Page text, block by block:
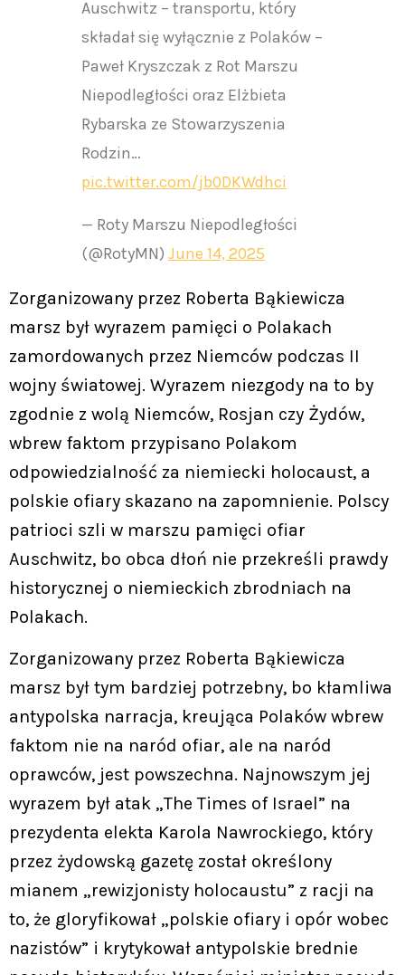
Auschwitz – transportu, który
składał się wyłącznie z Polaków –
Paweł Kryszczak z Rot Marszu
Niepodległości oraz Elżbieta
Rybarska ze Stowarzyszenia
Rodzin…
pic.twitter.com/jb0DKWdhci
— Roty Marszu Niepodległości
(@RotyMN) June 14, 2025
Zorganizowany przez Roberta Bąkiewicza
marsz był wyrazem pamięci o Polakach
zamordowanych przez Niemców podczas II
wojny światowej. Wyrazem niezgody na to by
zgodnie z wolą Niemców, Rosjan czy Żydów,
wbrew faktom przypisano Polakom
odpowiedzialność za niemiecki holocaust, a
polskie ofiary skazano na zapomnienie. Polscy
patrioci szli w marszu pamięci ofiar
Auschwitz, bo obca dłoń nie przekreśli prawdy
historycznej o niemieckich zbrodniach na
Polakach.
Zorganizowany przez Roberta Bąkiewicza
marsz był tym bardziej potrzebny, bo kłamliwa
antypolska narracja, kreująca Polaków wbrew
faktom nie na naród ofiar, ale na naród
oprawców, jest powszechna. Najnowszym jej
wyrazem był atak „The Times of Israel” na
prezydenta elekta Karola Nawrockiego, który
przez żydowską gazetę został określony
mianem „rewizjonisty holocaustu” z racji na
to, że gloryfikował „polskie ofiary i opór wobec
nazistów” i krytykował antypolskie brednie